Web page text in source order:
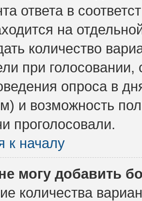
ответа в
на
количество
при
опроса в
и возможность
проголосовали.
к началу
могу добавить
количества